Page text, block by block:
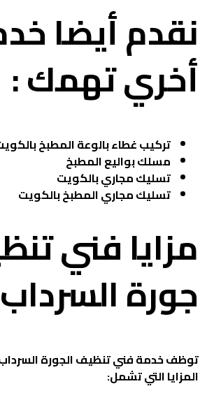
نقدم أيضا
أخري تهمك :
تركيب غطاء بالوعة المطبخ
مسلك بواليع المطبخ
تسليك مجاري بالكويت
تسليك مجاري المطبخ بالكويت
مزايا فني
جورة السرداب
توظف خدمة فني تنظيف الجورة
المزايا التي تشمل: